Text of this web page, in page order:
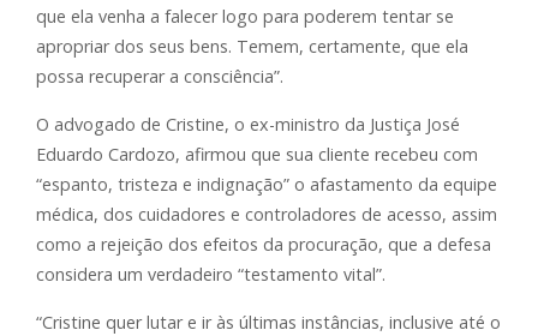
que ela venha a falecer logo para poderem tentar se
apropriar dos seus bens. Temem, certamente, que ela
possa recuperar a consciência”.
O advogado de Cristine, o ex-ministro da Justiça José
Eduardo Cardozo, afirmou que sua cliente recebeu com
“espanto, tristeza e indignação” o afastamento da equipe
médica, dos cuidadores e controladores de acesso, assim
como a rejeição dos efeitos da procuração, que a defesa
considera um verdadeiro “testamento vital”.
“Cristine quer lutar e ir às últimas instâncias, inclusive até o